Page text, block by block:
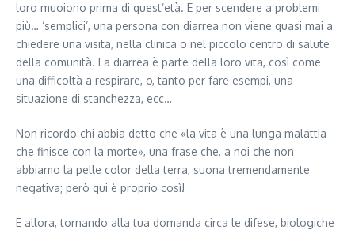
loro muoiono prima di quest’età. E per scendere a problemi
più… ‘semplici’, una persona con diarrea non viene quasi mai a
chiedere una visita, nella clinica o nel piccolo centro di salute
della comunità. La diarrea è parte della loro vita, così come
una difficoltà a respirare, o, tanto per fare esempi, una
situazione di stanchezza, ecc…
Non ricordo chi abbia detto che «la vita è una lunga malattia
che finisce con la morte», una frase che, a noi che non
abbiamo la pelle color della terra, suona tremendamente
negativa; però qui è proprio così!
E allora, tornando alla tua domanda circa le difese, biologiche